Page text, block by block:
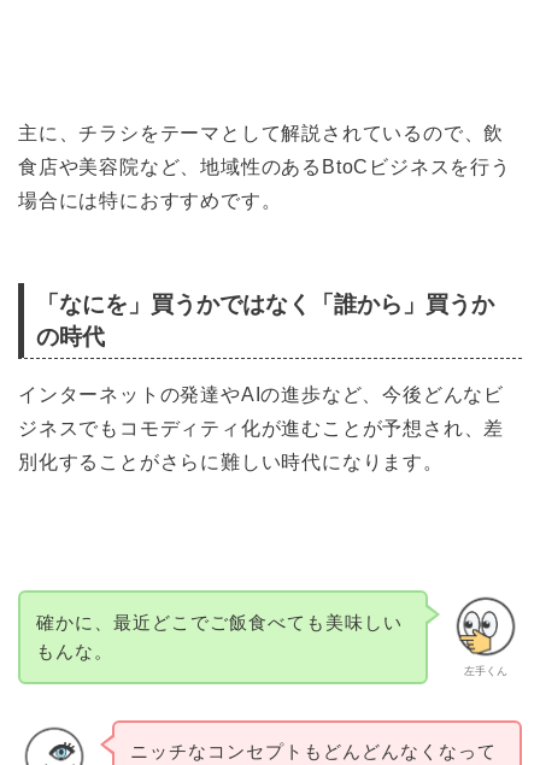
主に、チラシをテーマとして解説されているので、飲
食店や美容院など、地域性のあるBtoCビジネスを行う
場合には特におすすめです。
「なにを」買うかではなく「誰から」買うか
の時代
インターネットの発達やAIの進歩など、今後どんなビ
ジネスでもコモディティ化が進むことが予想され、差
別化することがさらに難しい時代になります。
左手くん
確かに、最近どこでご飯食べても美味しい
もんな。
ニッチなコンセプトもどんどんなくなって